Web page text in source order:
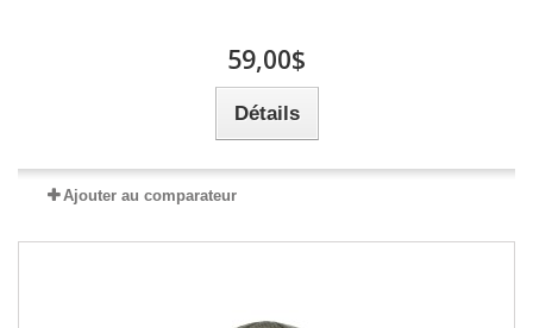
59,00$
Détails
Ajouter au comparateur